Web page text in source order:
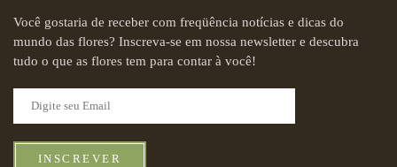
Você gostaria de receber com freqüência notícias e dicas do
mundo das flores? Inscreva-se em nossa newsletter e descubra
tudo o que as flores tem para contar à você!
INSCREVER